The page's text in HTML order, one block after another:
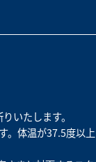
いたします。
。体温が37.5度以